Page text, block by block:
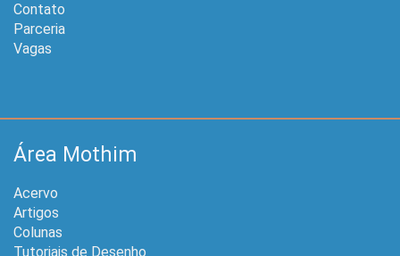
Contato
Parceria
Vagas
Área Mothim
Acervo
Artigos
Colunas
Tutoriais de Desenho